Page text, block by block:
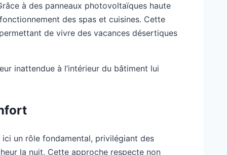
à des panneaux photovoltaïques haute
des spas et cuisines. Cette
de vivre des vacances désertiques
inattendue à l’intérieur du bâtiment lui
un rôle fondamental, privilégiant des
la nuit. Cette approche respecte non